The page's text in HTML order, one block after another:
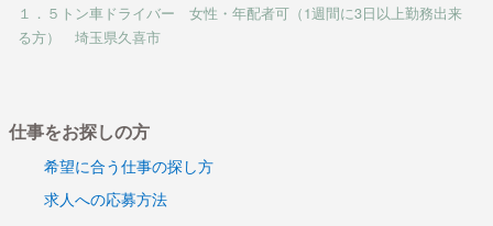
１．５トン車ドライバー 女性・年配者可（1週間に3日以上勤務出来
る方） 埼玉県久喜市
仕事をお探しの方
希望に合う仕事の探し方
求人への応募方法